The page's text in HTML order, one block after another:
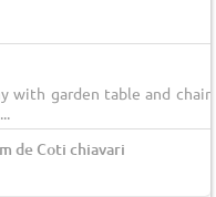
with garden table and
de Coti chiavari